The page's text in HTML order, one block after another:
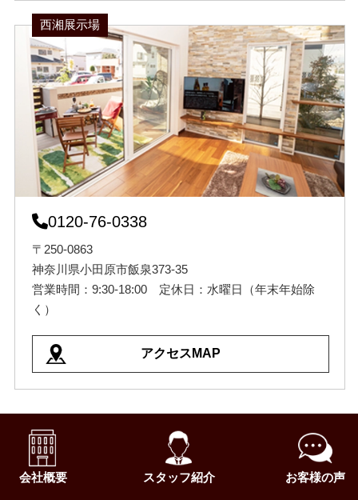
西湘展示場
0120-76-0338
〒250-0863
神奈川県小田原市飯泉373-35
営業時間：9:30-18:00 定休日：水曜日（年末年始除
く）
アクセスMAP
会社概要 スタッフ紹介 お客様の声